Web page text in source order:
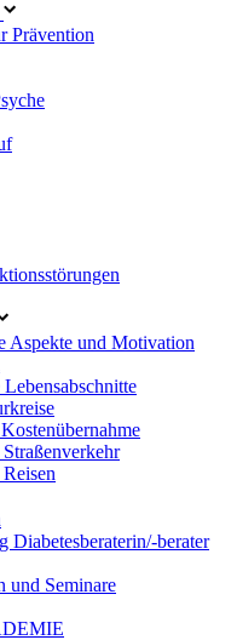
Prävention
Aspekte und Motivation
Diabetesberaterin/­-berater
und Seminare